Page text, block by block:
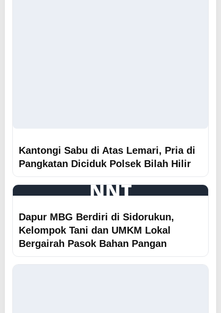
Kantongi Sabu di Atas Lemari, Pria di
Pangkatan Diciduk Polsek Bilah Hilir
NNT
Dapur MBG Berdiri di Sidorukun,
Kelompok Tani dan UMKM Lokal
Bergairah Pasok Bahan Pangan